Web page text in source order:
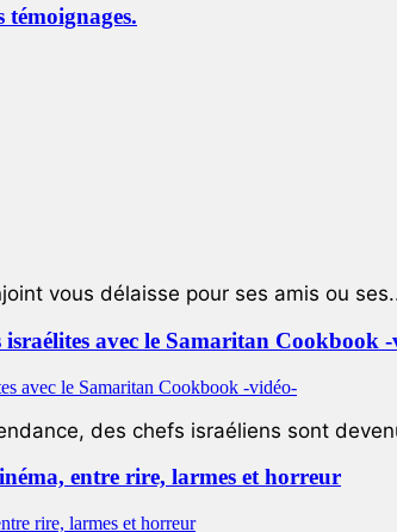
vous délaisse pour ses amis ou
avec le Samaritan Cookbook
des chefs israéliens sont
entre rire, larmes et horreur